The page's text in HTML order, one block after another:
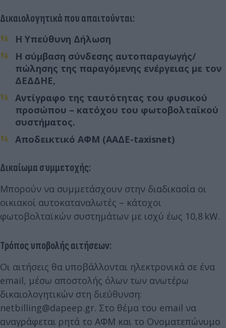
Δικαιολογητικά που απαιτούνται:
Η Υπεύθυνη Δήλωση
Η σύμβαση σύνδεσης αυτοπαραγωγής/
πώλησης της παραγόμενης ενέργειας με τον
ΔΕΔΔΗΕ,
Αντίγραφο της ταυτότητας του φυσικού
προσώπου – κατόχου του φωτοβολταϊκού
συστήματος.
Αποδεικτικό ΑΦΜ (ΑΑΔΕ-taxisnet)
Δικαίωμα συμμετοχής:
Μπορούν να συμμετάσχουν στην διαδικασία οι
οικιακοί αυτοκαταναλωτές – κάτοχοι
φωτοβολταϊκών συστημάτων με ισχύ έως 10,8 kW.
Τρόπος υποβολής αιτήσεων:
Οι αιτήσεις θα υποβάλλονται ηλεκτρονικά σε ένα
email, μέσω αποστολής όλων των ανωτέρω
δικαιολογητικών στη διεύθυνση:
netbilling@dapeep.gr. Στο θέμα του email να
αναγράφεται ρητά το ΑΦΜ και το Ονοματεπώνυμο